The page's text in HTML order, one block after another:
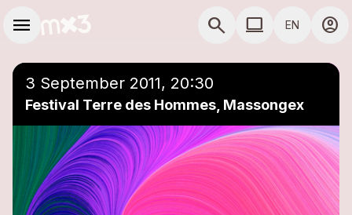
menu search COMPUTER USE
computer EN account_circle
3 September 2011, 20:30
Festival Terre des Hommes, Massongex
Add to a playlist close